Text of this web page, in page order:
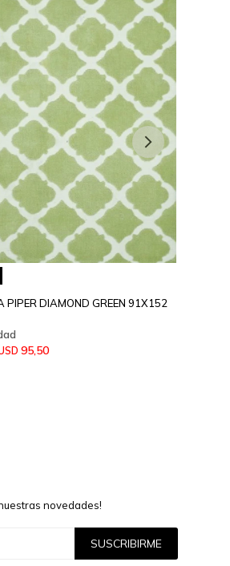
PIPER DIAMOND GREEN 91X152
95,50
novedades!
SUSCRIBIRME